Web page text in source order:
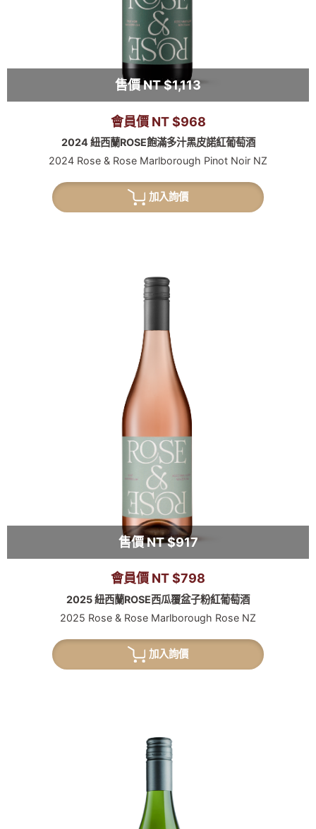
售價 NT $1,113
會員價 NT $968
2024 紐西蘭ROSE飽滿多汁黑皮諾紅葡萄酒
2024 Rose & Rose Marlborough Pinot Noir NZ
加入詢價
售價 NT $917
會員價 NT $798
2025 紐西蘭ROSE西瓜覆盆子粉紅葡萄酒
2025 Rose & Rose Marlborough Rose NZ
加入詢價